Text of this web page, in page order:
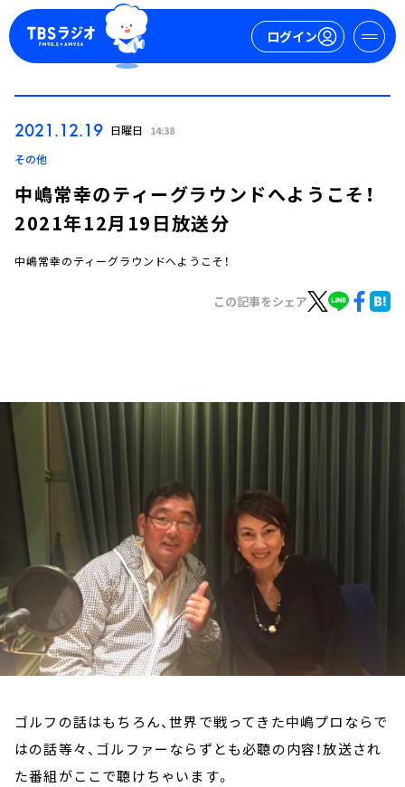
ログイン
お知らせ
イベント・グッズ
YouTube
会社情報
2021.12.19 日曜日 14:38
その他
中嶋常幸のティーグラウンドへようこそ！
2021年12月19日放送分
中嶋常幸のティーグラウンドへようこそ！
この記事をシェア
ゴルフの話はもちろん、世界で戦ってきた中嶋プロならで
はの話等々、ゴルファーならずとも必聴の内容！放送され
た番組がここで聴けちゃいます。